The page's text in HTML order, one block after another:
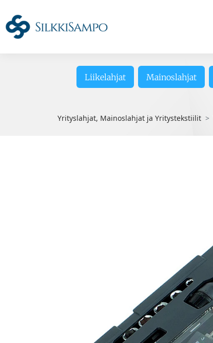
Liikelahjat Mainoslahjat
Yrityslahjat, Mainoslahjat ja Yritystekstiilit